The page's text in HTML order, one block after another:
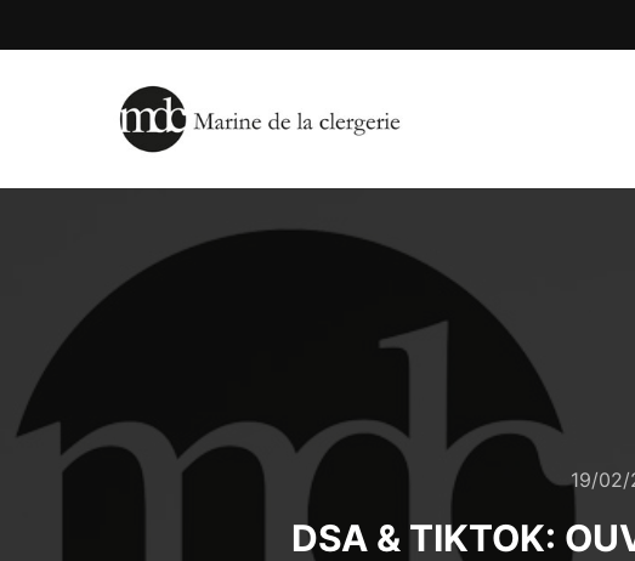
19/
DSA & TIKTOK: